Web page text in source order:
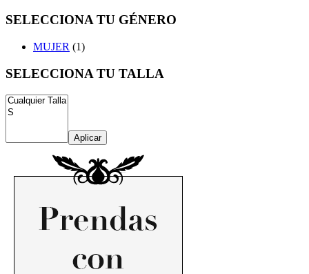
SELECCIONA TU GÉNERO
MUJER (1)
SELECCIONA TU TALLA
Aplicar